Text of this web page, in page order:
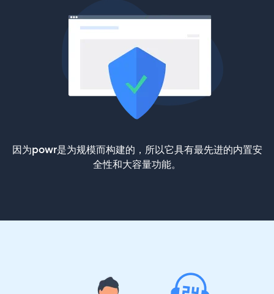
因为powr是为规模而构建的，所以它具有最先进的内置安
全性和大容量功能。